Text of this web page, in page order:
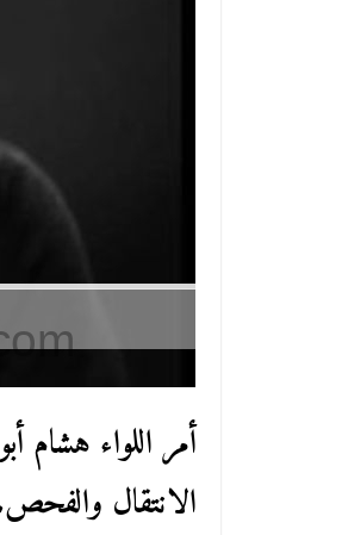
أمر اللواء هشام
الانتقال